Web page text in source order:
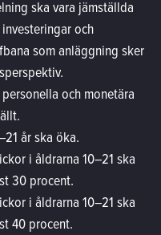
ska vara jämställda
och
som anläggning sker
och monetära
år ska öka.
i åldrarna 10–21 ska
30 procent.
i åldrarna 10–21 ska
40 procent.